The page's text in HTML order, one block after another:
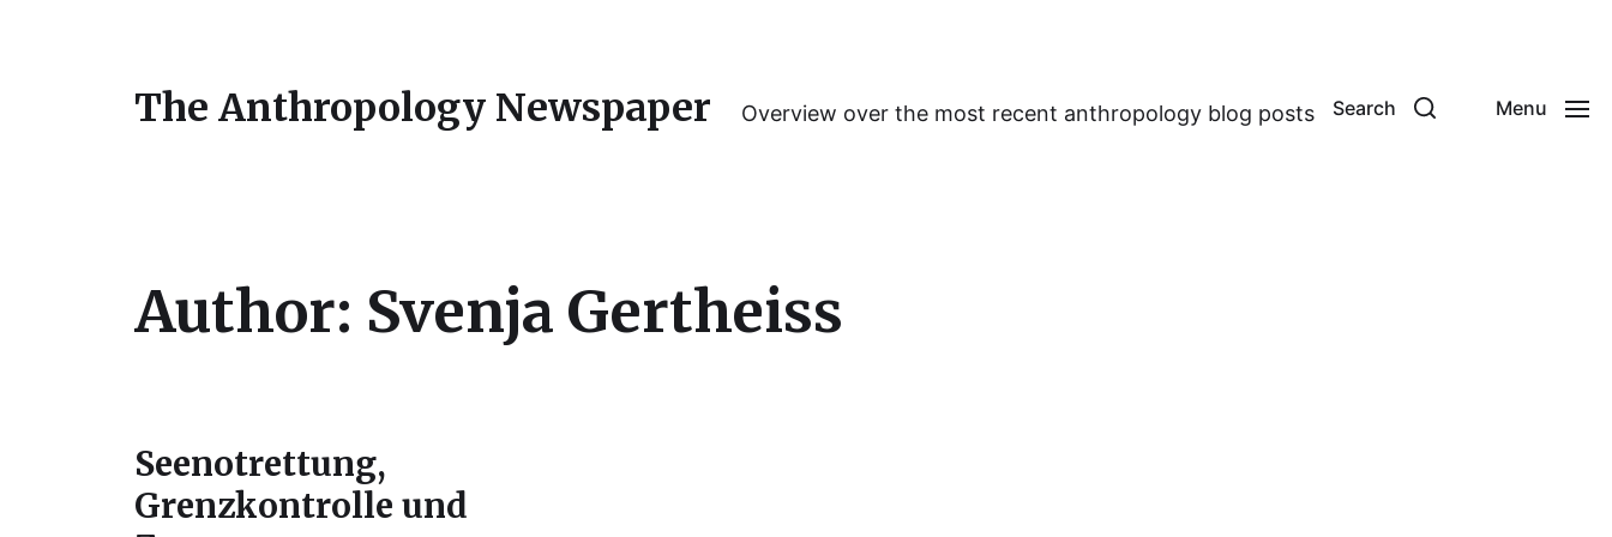
The Anthropology Newspaper Overview over the most recent anthropology blog posts Search Menu
Author: Svenja Gertheiss
Seenotrettung,
Grenzkontrolle und